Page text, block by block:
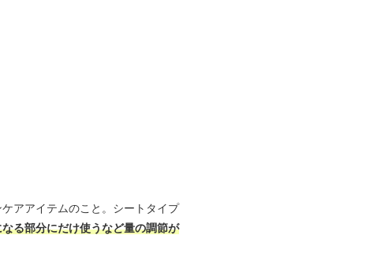
アアイテムのこと。シートタイプ
る部分にだけ使うなど量の調節が